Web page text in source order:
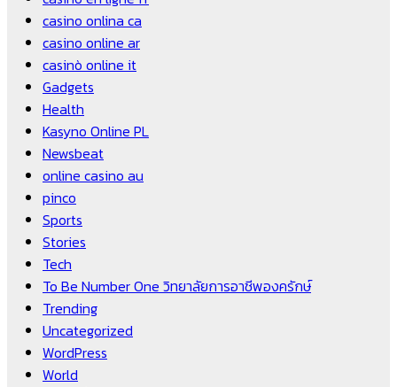
casino onlina ca
casino online ar
casinò online it
Gadgets
Health
Kasyno Online PL
Newsbeat
online casino au
pinco
Sports
Stories
Tech
To Be Number One วิทยาลัยการอาชีพองครักษ์
Trending
Uncategorized
WordPress
World